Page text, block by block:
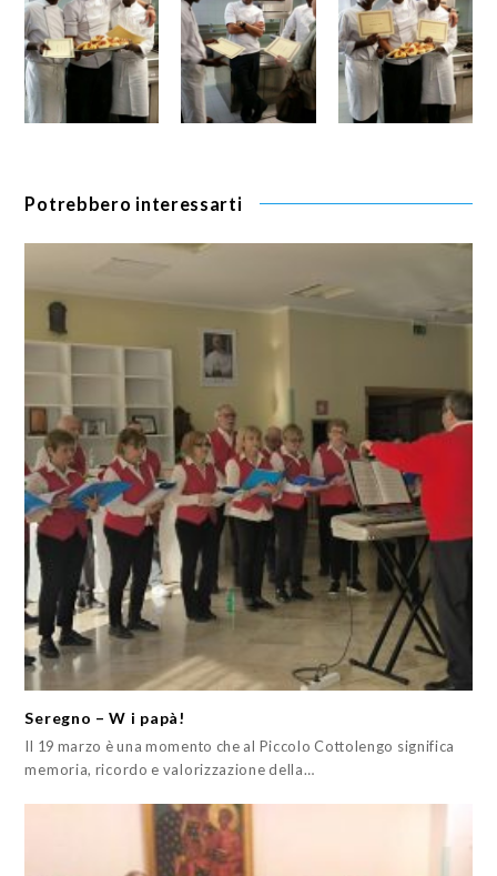
Potrebbero interessarti
Seregno – W i papà!
Il 19 marzo è una momento che al Piccolo Cottolengo significa
memoria, ricordo e valorizzazione della…